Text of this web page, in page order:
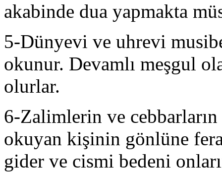
akabinde dua yapmakta
5-Dünyevi ve uhrevi
okunur. Devamlı meşgul
olurlar.
6-Zalimlerin ve
okuyan kişinin gönlüne
gider ve cismi bedeni